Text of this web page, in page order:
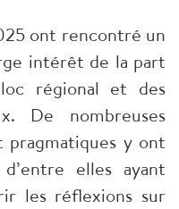
ont rencontré un
intérêt de la part
régional et des
De nombreuses
pragmatiques y ont
elles ayant
les réflexions sur